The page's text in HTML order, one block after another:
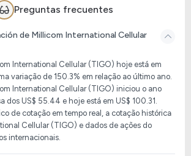
Preguntas frecuentes
de Millicom International Cellular
International Cellular (TIGO) hoje está em
variação de 150.3% em relação ao último ano.
International Cellular (TIGO) iniciou o ano
dos US$ 55.44 e hoje está em US$ 100.31.
de cotação em tempo real, a cotação histórica
Cellular (TIGO) e dados de ações do
internacionais.